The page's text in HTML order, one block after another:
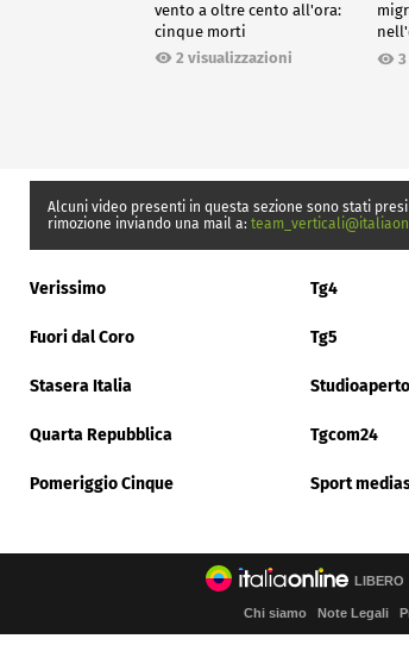
vento a oltre cento all'ora:
cinque morti
2 visualizzazioni
Alcuni video presenti in questa sezione sono stati
rimozione inviando una mail a:
Verissimo Tg4
Fuori dal Coro Tg5
Stasera Italia Studioaperto
Quarta Repubblica Tgcom24
Pomeriggio Cinque Sport
LIBERO
Chi siamo Note Legali